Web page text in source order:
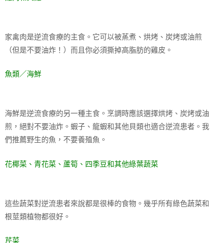
家禽肉是逆流食療的主食。它可以被蒸煮、烘烤、炭烤或油煎
（但是不要油炸！）而且你必須撕掉高脂肪的雞皮。
魚類／海鮮
海鮮是逆流食療的另一種主食。烹調時應該選擇烘烤、炭烤或油
煎，絕對不要油炸。蝦子、龍蝦和其他貝類也適合逆流患者。我
們推薦野生的魚，不要養殖魚。
花椰菜、青花菜、蘆筍、四季豆和其他綠葉蔬菜
這些蔬菜對逆流患者來說都是很棒的食物。幾乎所有綠色蔬菜和
根莖類植物都很好。
芹菜